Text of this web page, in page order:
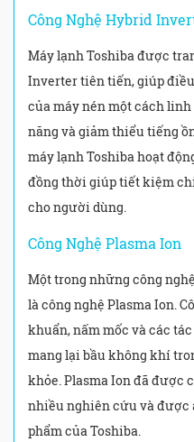
Công Nghệ Hybrid
Máy lạnh Toshiba được
Inverter tiên tiến, giúp
của máy nén một cách
năng và giảm thiểu tiếng
máy lạnh Toshiba hoạt
đồng thời giúp tiết kiệm
cho người dùng.
Công Nghệ Plasma Ion
Một trong những công
là công nghệ Plasma Ion.
khuẩn, nấm mốc và các
mang lại bầu không khí
khỏe. Plasma Ion đã được
nhiều nghiên cứu và được
phẩm của Toshiba.